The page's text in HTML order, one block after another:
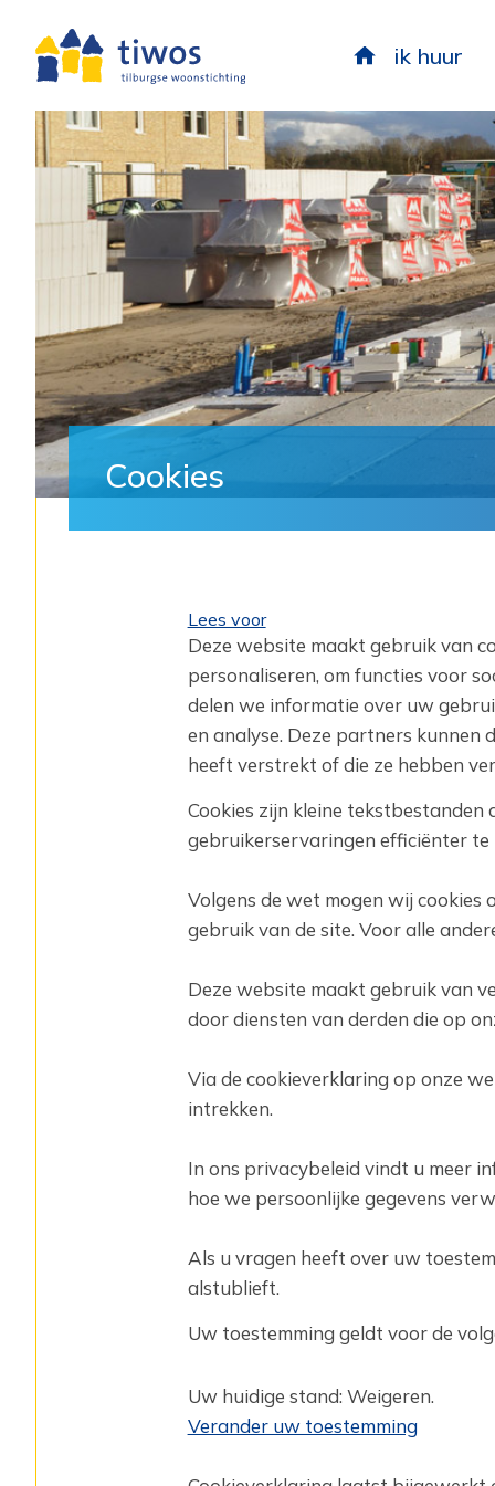
ik huur
Cookies
Lees voor
Deze website maakt gebruik van
personaliseren, om functies voor
delen we informatie over uw
en analyse. Deze partners kunnen
heeft verstrekt of die ze hebben
Cookies zijn kleine
gebruikerservaringen efficiënter te
Volgens de wet mogen wij
gebruik van de site. Voor alle
Deze website maakt gebruik van
door diensten van derden die op
Via de cookieverklaring op onze
intrekken.
In ons privacybeleid vindt u meer
hoe we persoonlijke gegevens
Als u vragen heeft over uw
alstublieft.
Uw toestemming geldt voor de
Uw huidige stand: Weigeren.
Verander uw toestemming